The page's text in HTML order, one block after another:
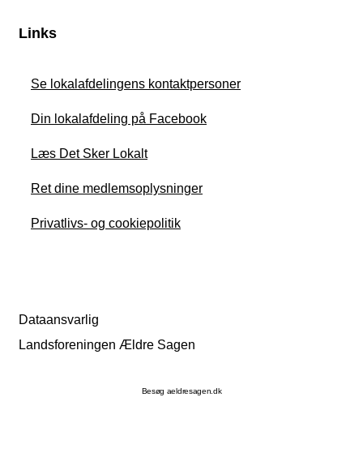
Links
Se lokalafdelingens kontaktpersoner
Din lokalafdeling på Facebook
Læs Det Sker Lokalt
Ret dine medlemsoplysninger
Privatlivs- og cookiepolitik
Dataansvarlig
Landsforeningen Ældre Sagen
Besøg aeldresagen.dk